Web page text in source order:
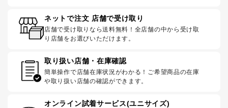
ネットで注文 店舗で受け取り
店舗で受け取りなら送料無料！全店舗の中から受け取
り店舗をお選びいただけます。
取り扱い店舗・在庫確認
簡単操作で店舗在庫状況がわかる！ご希望商品の在庫
や取り扱い店舗の確認ができます。
オンライン試着サービス(ユニサイズ)